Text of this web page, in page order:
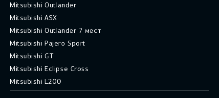
Mitsubishi Outlander
Mitsubishi ASX
Mitsubishi Outlander 7 мест
Mitsubishi Pajero Sport
Mitsubishi GT
Mitsubishi Eclipse Cross
Mitsubishi L200